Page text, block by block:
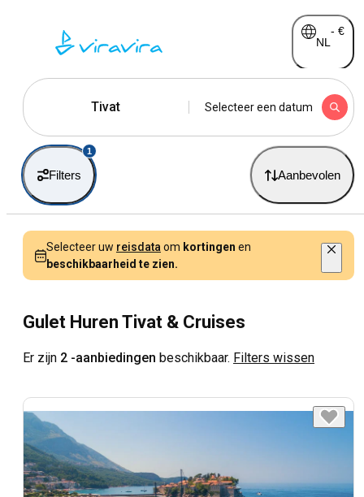
NL
- €
Tivat Selecteer een datum
Filters
1
Aanbevolen
Selecteer uw reisdata om kortingen en
beschikbaarheid te zien.
Gulet Huren Tivat & Cruises
Er zijn 2 -aanbiedingen beschikbaar. Filters wissen